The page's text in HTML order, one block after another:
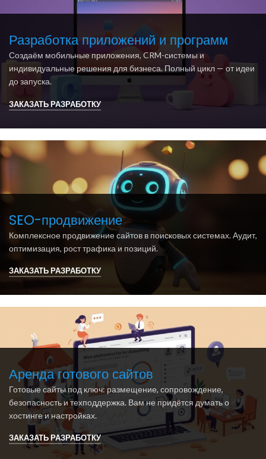
Разработка приложений и программ
Создаём мобильные приложения, CRM-системы и
индивидуальные решения для бизнеса. Полный цикл — от идеи
до запуска.
ЗАКАЗАТЬ РАЗРАБОТКУ
SEO-продвижение
Комплексное продвижение сайтов в поисковых системах. Аудит,
оптимизация, рост трафика и позиций.
ЗАКАЗАТЬ РАЗРАБОТКУ
Аренда готового сайтов
Готовые сайты под ключ: размещение, сопровождение,
безопасность и техподдержка. Вам не придётся думать о
хостинге и настройках.
ЗАКАЗАТЬ РАЗРАБОТКУ